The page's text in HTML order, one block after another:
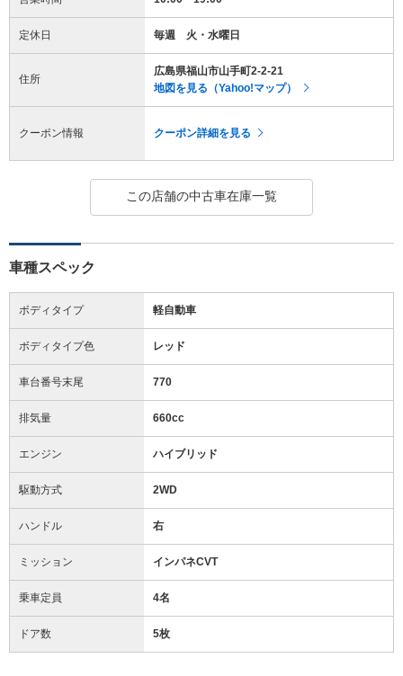
定休日 毎週 火・水曜日
住所
広島県福山市山手町2-2-21
地図を見る（Yahoo!マップ）
クーポン情報 クーポン詳細を見る
この店舗の中古車在庫一覧
車種スペック
ボディタイプ 軽自動車
ボディタイプ色 レッド
車台番号末尾 770
排気量 660cc
エンジン ハイブリッド
駆動方式 2WD
ハンドル 右
ミッション インパネCVT
乗車定員 4名
ドア数 5枚